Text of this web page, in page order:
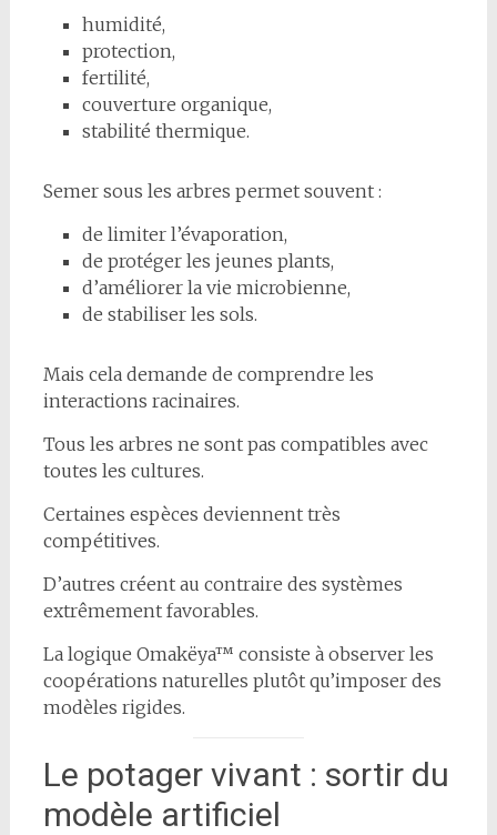
humidité,
protection,
fertilité,
couverture organique,
stabilité thermique.
Semer sous les arbres permet souvent :
de limiter l’évaporation,
de protéger les jeunes plants,
d’améliorer la vie microbienne,
de stabiliser les sols.
Mais cela demande de comprendre les
interactions racinaires.
Tous les arbres ne sont pas compatibles avec
toutes les cultures.
Certaines espèces deviennent très
compétitives.
D’autres créent au contraire des systèmes
extrêmement favorables.
La logique Omakëya™ consiste à observer les
coopérations naturelles plutôt qu’imposer des
modèles rigides.
Le potager vivant : sortir du
modèle artificiel